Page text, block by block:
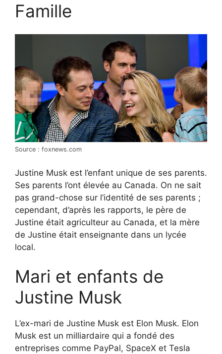
Famille
Source : foxnews.com
Justine Musk est l’enfant unique de ses parents.
Ses parents l’ont élevée au Canada. On ne sait
pas grand-chose sur l’identité de ses parents ;
cependant, d’après les rapports, le père de
Justine était agriculteur au Canada, et la mère
de Justine était enseignante dans un lycée
local.
Mari et enfants de
Justine Musk
L’ex-mari de Justine Musk est Elon Musk. Elon
Musk est un milliardaire qui a fondé des
entreprises comme PayPal, SpaceX et Tesla